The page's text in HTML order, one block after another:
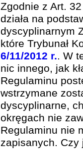
Zgodnie z Art.
działa na
dyscyplinarnym
które Trybunał
6/11/2012 r.. W
nic innego, jak
Regulaminu
wstrzymane
dyscyplinarne,
okręgach nie
Regulaminu nie
zapisanych. Czy